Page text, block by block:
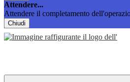
Attendere...
Attendere il completamento
Chiudi